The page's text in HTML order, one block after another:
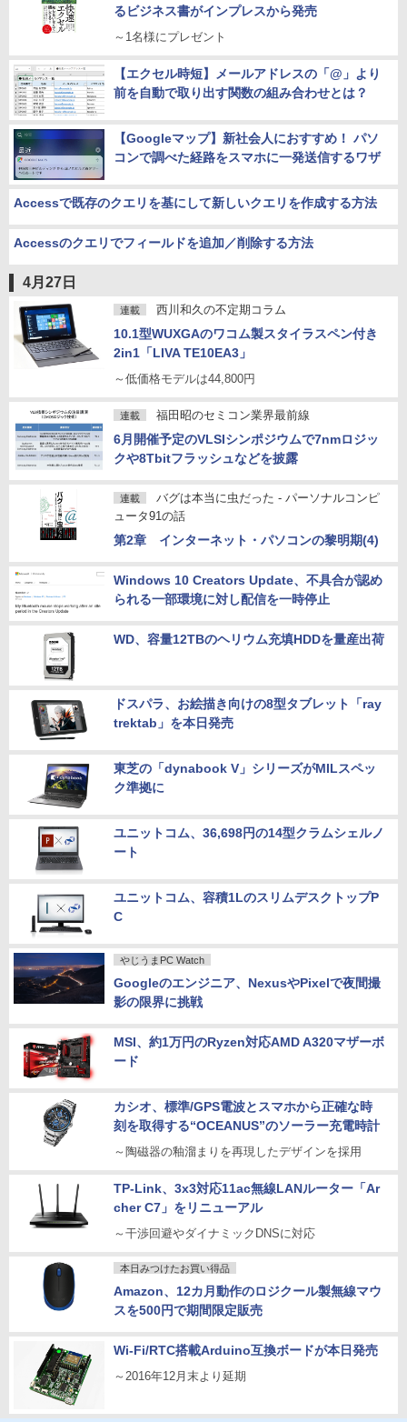
るビジネス書がインプレスから発売
～1名様にプレゼント
【エクセル時短】メールアドレスの「@」より
前を自動で取り出す関数の組み合わせとは？
【Googleマップ】新社会人におすすめ！ パソ
コンで調べた経路をスマホに一発送信するワザ
Accessで既存のクエリを基にして新しいクエリを作成する方法
Accessのクエリでフィールドを追加／削除する方法
4月27日
連載 西川和久の不定期コラム
10.1型WUXGAのワコム製スタイラスペン付き
2in1「LIVA TE10EA3」
～低価格モデルは44,800円
連載 福田昭のセミコン業界最前線
6月開催予定のVLSIシンポジウムで7nmロジッ
クや8Tbitフラッシュなどを披露
連載
バグは本当に虫だった - パーソナルコンピ
ュータ91の話
第2章 インターネット・パソコンの黎明期(4)
Windows 10 Creators Update、不具合が認め
られる一部環境に対し配信を一時停止
WD、容量12TBのヘリウム充填HDDを量産出荷
ドスパラ、お絵描き向けの8型タブレット「ray
trektab」を本日発売
東芝の「dynabook V」シリーズがMILスペッ
ク準拠に
ユニットコム、36,698円の14型クラムシェルノ
ート
ユニットコム、容積1LのスリムデスクトップP
C
やじうまPC Watch
Googleのエンジニア、NexusやPixelで夜間撮
影の限界に挑戦
MSI、約1万円のRyzen対応AMD A320マザーボ
ード
カシオ、標準/GPS電波とスマホから正確な時
刻を取得する“OCEANUS”のソーラー充電時計
～陶磁器の釉溜まりを再現したデザインを採用
TP-Link、3x3対応11ac無線LANルーター「Ar
cher C7」をリニューアル
～干渉回避やダイナミックDNSに対応
本日みつけたお買い得品
Amazon、12カ月動作のロジクール製無線マウ
スを500円で期間限定販売
Wi-Fi/RTC搭載Arduino互換ボードが本日発売
～2016年12月末より延期